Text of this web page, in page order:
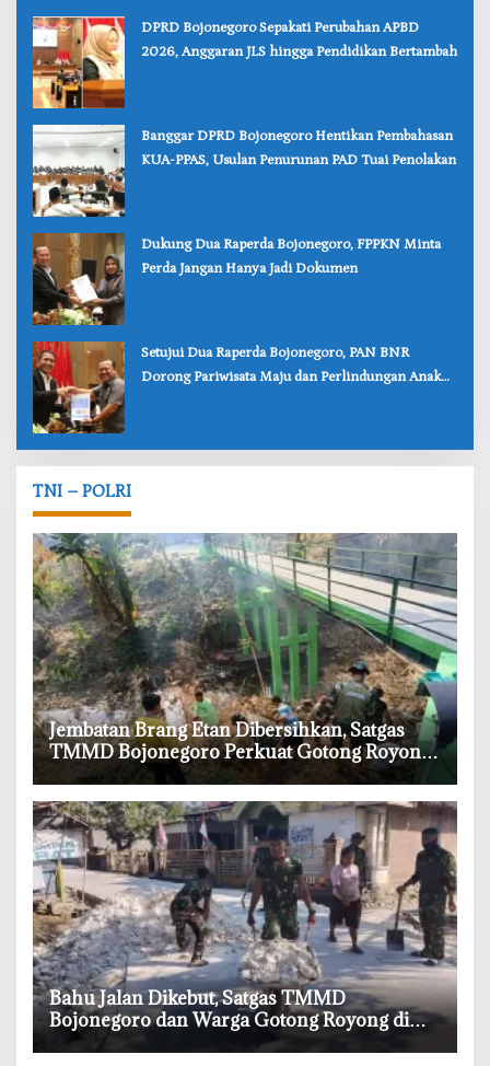
‎DPRD Bojonegoro Sepakati Perubahan APBD
2026, Anggaran JLS hingga Pendidikan Bertambah
‎Banggar DPRD Bojonegoro Hentikan Pembahasan
KUA-PPAS, Usulan Penurunan PAD Tuai Penolakan
‎Dukung Dua Raperda Bojonegoro, FPPKN Minta
Perda Jangan Hanya Jadi Dokumen
‎Setujui Dua Raperda Bojonegoro, PAN BNR
Dorong Pariwisata Maju dan Perlindungan Anak
TNI – POLRI
‎Jembatan Brang Etan Dibersihkan, Satgas
TMMD Bojonegoro Perkuat Gotong Royong
Warga
‎Bahu Jalan Dikebut, Satgas TMMD
Bojonegoro dan Warga Gotong Royong di
Tengah Terik